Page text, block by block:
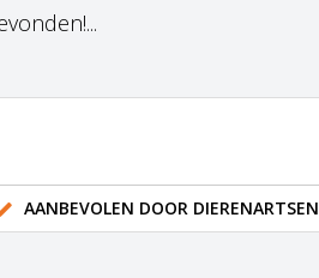
AANBEVOLEN DOOR DIERENARTSEN